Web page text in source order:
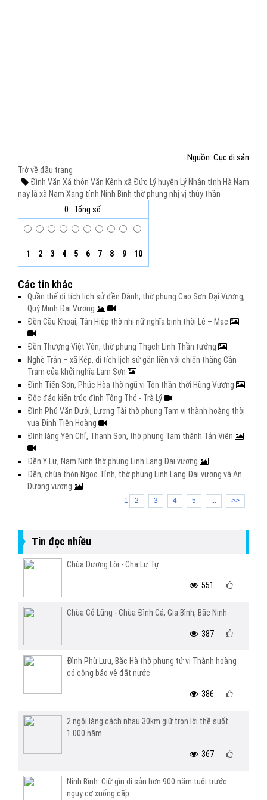
Nguồn: Cục di sản
Trở về đầu trang
Đình Văn Xá thôn Văn Kênh xã Đức Lý huyện Lý Nhân tỉnh Hà Nam
nay là xã Nam Xang tỉnh Ninh Bình thờ phụng nhị vị thủy thần
0
Tổng số:
1 2 3 4 5 6 7 8 9 10
Các tin khác
Quần thể di tích lịch sử đền Dành, thờ phụng Cao Sơn Đại Vương,
Quý Minh Đại Vương
Đền Cầu Khoai, Tân Hiệp thờ nhị nữ nghĩa binh thời Lê – Mạc
Đền Thượng Việt Yên, thờ phụng Thạch Linh Thần tướng
Nghè Trận – xã Kép, di tích lịch sử gắn liền với chiến thắng Cần
Trạm của khởi nghĩa Lam Sơn
Đình Tiến Sơn, Phúc Hòa thờ ngũ vị Tôn thần thời Hùng Vương
Độc đáo kiến trúc đình Tống Thỏ - Trà Lý
Đình Phú Văn Dưới, Lương Tài thờ phụng Tam vị thành hoàng thời
vua Đinh Tiên Hoàng
Đình làng Yên Chỉ, Thanh Sơn, thờ phụng Tam thánh Tản Viên
Đền Y Lư, Nam Ninh thờ phụng Linh Lang Đại vương
Đền, chùa thôn Ngọc Tỉnh, thờ phụng Linh Lang Đại vương và An
Dương vương
1 2 3 4 5 ... >>
Tin đọc nhiều
Chùa Dương Lôi - Cha Lư Tự
551
Chùa Cổ Lũng - Chùa Đình Cả, Gia Bình, Bắc Ninh
387
Đình Phù Lưu, Bắc Hà thờ phụng tứ vị Thành hoàng
có công bảo vệ đất nước
386
2 ngôi làng cách nhau 30km giữ trọn lời thề suốt
1.000 năm
367
Ninh Bình: Giữ gìn di sản hơn 900 năm tuổi trước
nguy cơ xuống cấp